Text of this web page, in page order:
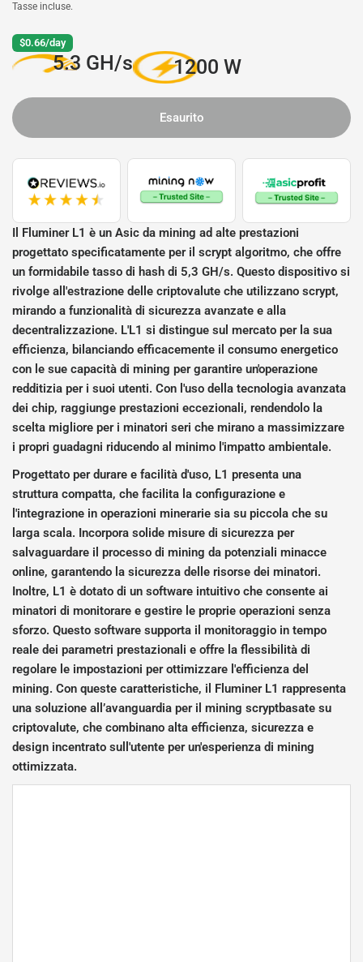
Tasse incluse.
$0.66/day
5.3 GH/s 1200 W
Esaurito
Il Fluminer L1 è un Asic da mining ad alte prestazioni
progettato specificatamente per il scrypt algoritmo, che offre
un formidabile tasso di hash di 5,3 GH/s. Questo dispositivo si
rivolge all'estrazione delle criptovalute che utilizzano scrypt,
mirando a funzionalità di sicurezza avanzate e alla
decentralizzazione. L'L1 si distingue sul mercato per la sua
efficienza, bilanciando efficacemente il consumo energetico
con le sue capacità di mining per garantire un'operazione
redditizia per i suoi utenti. Con l'uso della tecnologia avanzata
dei chip, raggiunge prestazioni eccezionali, rendendolo la
scelta migliore per i minatori seri che mirano a massimizzare
i propri guadagni riducendo al minimo l'impatto ambientale.
Progettato per durare e facilità d'uso, L1 presenta una
struttura compatta, che facilita la configurazione e
l'integrazione in operazioni minerarie sia su piccola che su
larga scala. Incorpora solide misure di sicurezza per
salvaguardare il processo di mining da potenziali minacce
online, garantendo la sicurezza delle risorse dei minatori.
Inoltre, L1 è dotato di un software intuitivo che consente ai
minatori di monitorare e gestire le proprie operazioni senza
sforzo. Questo software supporta il monitoraggio in tempo
reale dei parametri prestazionali e offre la flessibilità di
regolare le impostazioni per ottimizzare l'efficienza del
mining. Con queste caratteristiche, il Fluminer L1 rappresenta
una soluzione all’avanguardia per il mining scryptbasate su
criptovalute, che combinano alta efficienza, sicurezza e
design incentrato sull'utente per un'esperienza di mining
ottimizzata.